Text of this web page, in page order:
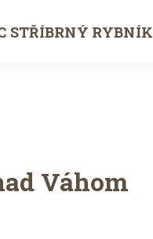
STŘÍBRNÝ RYBNÍK
Váhom